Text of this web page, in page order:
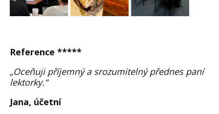
Reference *****
„Oceňuji příjemný a srozumitelný přednes paní
lektorky.“
Jana, účetní